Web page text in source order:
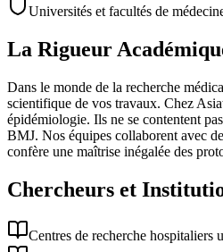
Universités et facultés de
La Rigueur
Dans le monde de la recherche
scientifique de vos travaux. Chez
épidémiologie. Ils ne se contentent
BMJ. Nos équipes collaborent avec
confère une maîtrise inégalée des
Chercheurs et
Centres de recherche hospitaliers